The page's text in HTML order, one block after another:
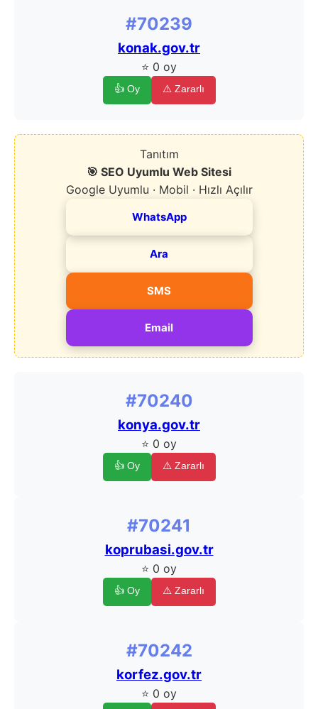
#70239
konak.gov.tr
⭐ 0 oy
👍 Oy ⚠️ Zararlı
Tanıtım
🎯 SEO Uyumlu Web Sitesi
Google Uyumlu · Mobil · Hızlı Açılır
WhatsApp
Ara
SMS
Email
#70240
konya.gov.tr
⭐ 0 oy
👍 Oy ⚠️ Zararlı
#70241
koprubasi.gov.tr
⭐ 0 oy
👍 Oy ⚠️ Zararlı
#70242
korfez.gov.tr
⭐ 0 oy